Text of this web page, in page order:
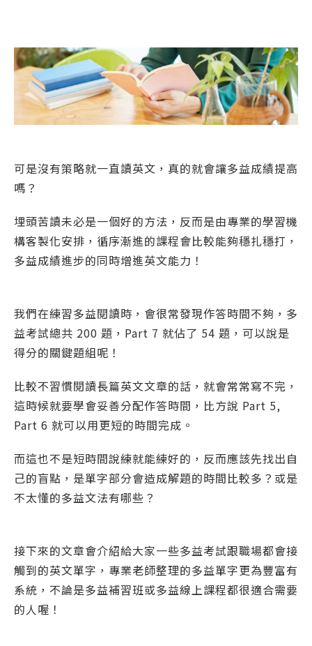
可是沒有策略就一直讀英文，真的就會讓多益成績提高
嗎？
埋頭苦讀未必是一個好的方法，反而是由專業的學習機
構客製化安排，循序漸進的課程會比較能夠穩扎穩打，
多益成績進步的同時增進英文能力！
我們在練習多益閱讀時，會很常發現作答時間不夠，多
益考試總共 200 題，Part 7 就佔了 54 題，可以說是
得分的關鍵題組呢！
比較不習慣閱讀長篇英文文章的話，就會常常寫不完，
這時候就要學會妥善分配作答時間，比方說 Part 5,
Part 6 就可以用更短的時間完成。
而這也不是短時間說練就能練好的，反而應該先找出自
己的盲點，是單字部分會造成解題的時間比較多？或是
不太懂的多益文法有哪些？
接下來的文章會介紹給大家一些多益考試跟職場都會接
觸到的英文單字，專業老師整理的多益單字更為豐富有
系統，不論是多益補習班或多益線上課程都很適合需要
的人喔！